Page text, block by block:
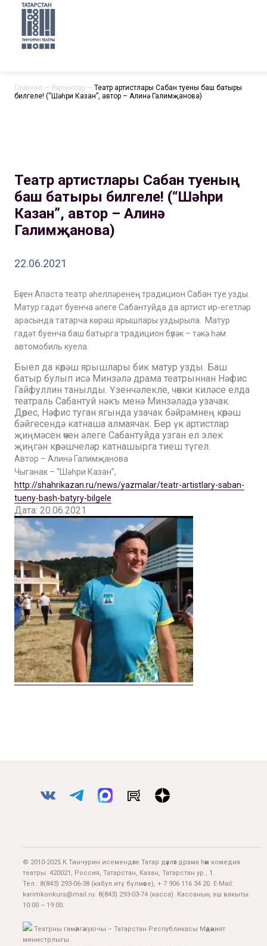
Главная — Яңалыклар — Театр артистлары Сабан туеның баш батыры
билгеле! (“Шәһри Казан”, автор – Алинә Галимҗанова)
Театр артистлары Сабан туеның
баш батыры билгеле! (“Шәһри
Казан”, автор – Алинә
Галимҗанова)
22.06.2021
Бүген Апаста театр әһелләренең традицион Сабан туе узды.
Матур гадәт буенча әлеге Сабантуйда да артист ир-егетләр
арасында татарча көрәш ярышлары уздырыла. Матур
гадәт буенча баш батырга традицион бүләк – тәкә һәм
автомобиль куела.
Быел да көрәш ярышлары бик матур узды. Баш
батыр булып исә Минзәлә драма театрыннан Нәфис
Гайфуллин танылды. Үзенчәлекле, чөнки киләсе елда
театраль Сабантуй нәкъ менә Минзәләдә узачак.
Дөрес, Нәфис туган ягында узачак бәйрәмнең көрәш
бәйгесендә катнаша алмаячак. Бер үк артистлар
җиңмәсен өчен әлеге Сабантуйда узган ел элек
җиңгән көрәшчеләр катнашырга тиеш түгел.
Автор – Алинә Галимҗанова
Чыганак – “Шәһри Казан”,
http://shahrikazan.ru/news/yazmalar/teatr-artistlary-saban-
tueny-bash-batyry-bilgele
Дата: 20.06.2021
© 2010-2025 К.Тинчурин исемендәге Татар дәүләт драма һәм комедия
театры. 420021, Россия, Татарстан, Казан, Татарстан ур., 1.
Тел.: 8(843) 293-06-38 (кабул итү бүлмәсе), + 7 906 116 34 20. E-Mail:
karimkonkurs@mail.ru. 8(843) 293-03-74 (касса). Кассаның эш вакыты:
10:00 – 19:00.
Театрны гамәлгә куючы – Татарстан Республикасы Мәдәният
министрлыгы.